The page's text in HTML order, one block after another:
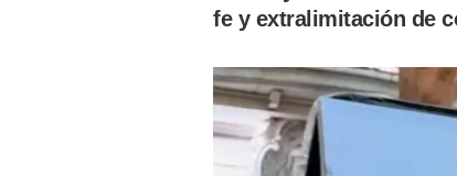
fe y extralimitación de